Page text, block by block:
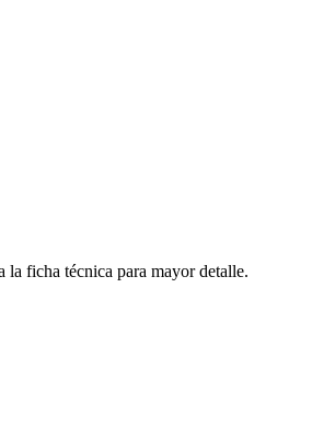
la ficha técnica para mayor detalle.